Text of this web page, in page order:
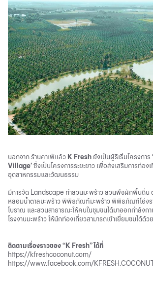
นอกจาก ร้านคาเฟ่แล้ว K Fresh ยังเป็นผู้ริเริ่มโครงการ
Village’ซึ่งเป็นโครงการระยะยาว เพื่อส่งเสริมการท่อง
อุตสาหกรรมและวัฒนธรรม
มีการจัด Landscape ทำสวนมะพร้าว สวนพืชผักพื้นถิ่น
หลอมน้ำตาลมะพร้าว พิพิธภัณฑ์มะพร้าว พิพิธภัณฑ์โอ่ง
โบราณ และสวนสาธารณะให้คนในชุมชนได้มาออกกำลังก
โรงงานมะพร้าว ให้นักท่องเที่ยวสามารถเข้าเยี่ยมชมได้ด้วย
ติดตามเรื่องราวของ “K Fresh” ได้ที่
https://kfreshcoconut.com/
https://www.facebook.com/